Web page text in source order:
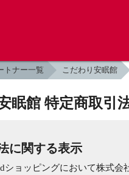
トナー一覧 こだわり安眠館
眠館 特定商取引
に関する表示
ショッピングにおいて株式会